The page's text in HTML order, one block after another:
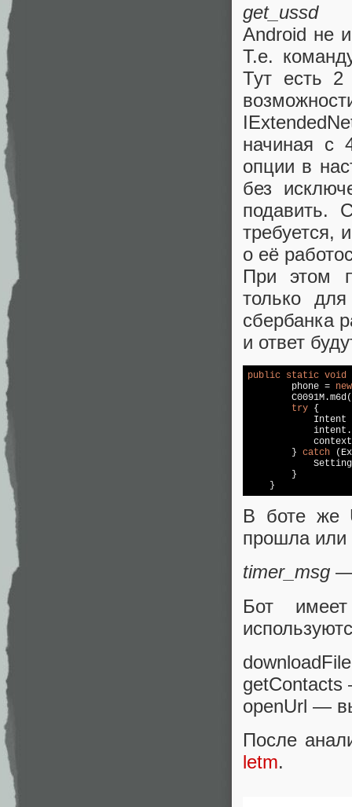
get_ussd
Android не
Т.е.
Тут есть
начиная с
опции в
без
подавить.
требуется,
о её
При этом
только
сбербанка
и ответ
public static void
        phone =
new
        C0091M.m6d(
try {
        }
catch
        }
В боте же
прошла или
timer_msg —
Бот
getContacts
openUrl —
После
letm.